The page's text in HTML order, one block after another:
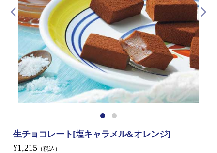
生チョコレート[塩キャラメル&オレンジ]
¥1,215 （税込）